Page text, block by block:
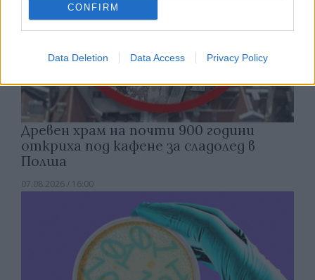
CONFIRM
Data Deletion Data Access Privacy Policy
Древен храм на почти 900 години
откриха под кафене за сладолед в
Полша
07.08.2026 / 16:00